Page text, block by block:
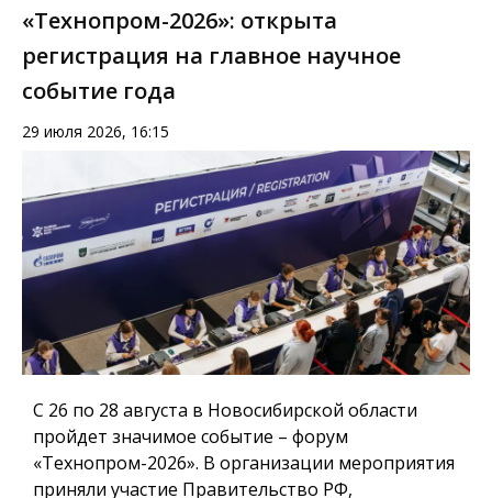
«Технопром-2026»: открыта
регистрация на главное научное
событие года
29 июля 2026, 16:15
С 26 по 28 августа в Новосибирской области
пройдет значимое событие – форум
«Технопром-2026». В организации мероприятия
приняли участие Правительство РФ,